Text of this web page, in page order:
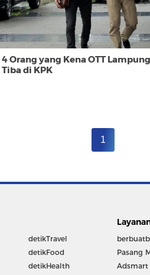
4 Orang yang Kena OTT
Tiba di KPK
1
detikTravel
detikFood
detikHealth
Pasang
Adsmart